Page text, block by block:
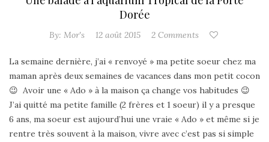
Dorée
By: Mor's 12 août 2015 2 Comments
La semaine dernière, j’ai « renvoyé » ma petite soeur chez ma
maman après deux semaines de vacances dans mon petit cocon
😉 Avoir une « Ado » à la maison ça change vos habitudes 😉
J’ai quitté ma petite famille (2 frères et 1 soeur) il y a presque
6 ans, ma soeur est aujourd’hui une vraie « Ado » et même si je
rentre très souvent à la maison, vivre avec c’est pas si simple